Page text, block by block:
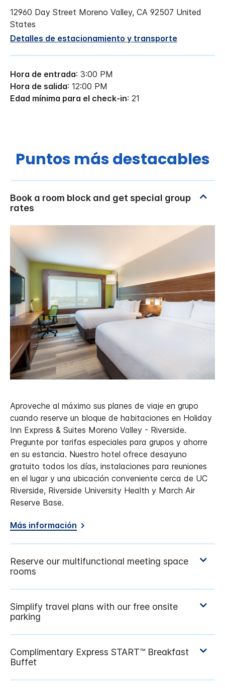
12960 Day Street Moreno Valley, CA 92507 United
States
Detalles de estacionamiento y transporte
Hora de entrada: 3:00 PM
Hora de salida: 12:00 PM
Edad mínima para el check-in: 21
Puntos más destacables
Aproveche al máximo sus planes de viaje en grupo
cuando reserve un bloque de habitaciones en Holiday
Inn Express & Suites Moreno Valley - Riverside.
Pregunte por tarifas especiales para grupos y ahorre
en su estancia. Nuestro hotel ofrece desayuno
gratuito todos los días, instalaciones para reuniones
en el lugar y una ubicación conveniente cerca de UC
Riverside, Riverside University Health y March Air
Reserve Base.
Más información